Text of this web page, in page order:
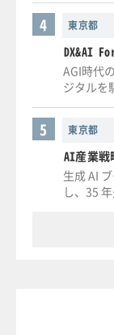
東京都
4
DX&AI
AGI時代
ジタルを
東京都
5
AI産業
生成 AI
し、35